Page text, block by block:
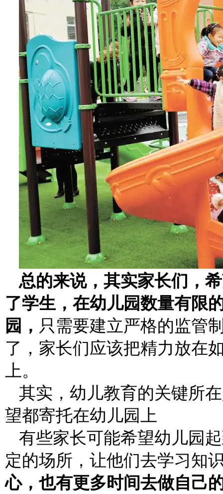
总的来说，其实家长们，
了学生，在幼儿园数量有限
园， 只需要建立严格的监管
了，家长们应该把精力放在
上。
其实，幼儿教育的关键所
望都寄托在幼儿园上
有些家长可能希望幼儿园
定的场所，让他们去学习知
心，也有更多时间去做自己